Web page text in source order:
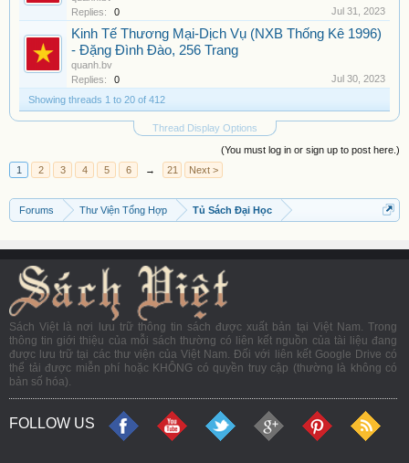
Replies:
0 Jul 31, 2023
Kinh Tế Thương Mại-Dịch Vụ (NXB Thống Kê 1996)
- Đặng Đình Đào, 256 Trang
quanh.bv
Replies:
0
Jul 30, 2023
Showing threads 1 to 20 of 412
Thread Display Options
(You must log in or sign up to post here.)
1
2 3 4 5 6 → 21 Next >
Forums Thư Viện Tổng Hợp Tủ Sách Đại Học
Sách Việt là nơi lưu trữ thông tin sách được xuất bản tại Việt Nam. Trong
thông tin giới thiệu của mỗi sách thường có liên kết nguồn của tài liệu đang
được lưu trữ tại các thư viện của Việt Nam. Đối với liên kết Google Drive có
thể tải được miễn phí hoặc KHÔNG có quyền truy cập (thường là không có
bản số hóa).
FOLLOW US